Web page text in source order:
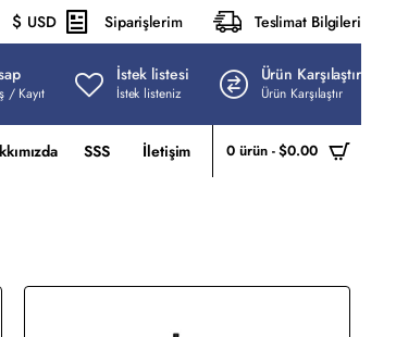
$ USD Siparişlerim Teslimat Bilgileri
/ Kayıt
İstek listesi
İstek listeniz
Ürün Karşılaştır
Ürün Karşılaştır
SSS İletişim 0 ürün - $0.00